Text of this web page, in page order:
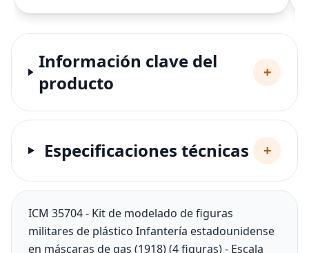
Información clave del
producto
+
Especificaciones técnicas +
ICM 35704 - Kit de modelado de figuras
militares de plástico Infantería estadounidense
en máscaras de gas (1918) (4 figuras) - Escala